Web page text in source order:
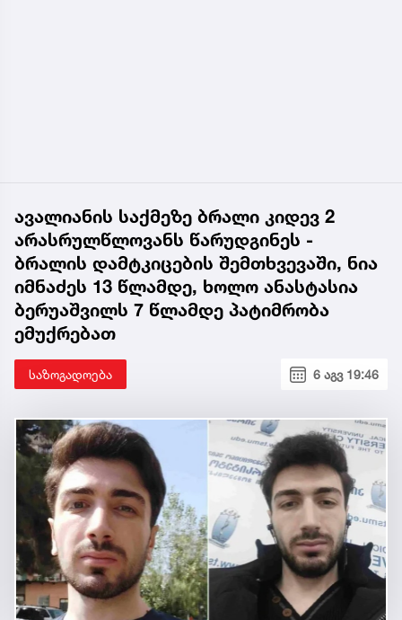
ავალიანის საქმეზე ბრალი კიდევ 2
არასრულწლოვანს წარუდგინეს -
ბრალის დამტკიცების შემთხვევაში, ნია
იმნაძეს 13 წლამდე, ხოლო ანასტასია
ბერუაშვილს 7 წლამდე პატიმრობა
ემუქრებათ
საზოგადოება 6 აგვ 19:46